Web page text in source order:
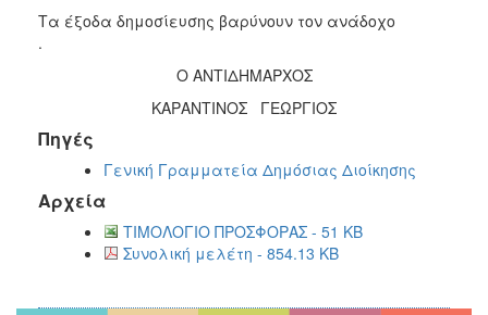
Τα έξοδα δημοσίευσης βαρύνουν τον ανάδοχο
.
Ο ΑΝΤΙΔΗΜΑΡΧΟΣ
ΚΑΡΑΝΤΙΝΟΣ ΓΕΩΡΓΙΟΣ
Πηγές
Γενική Γραμματεία Δημόσιας Διοίκησης
Αρχεία
ΤΙΜΟΛΟΓΙΟ ΠΡΟΣΦΟΡΑΣ - 51 KB
Συνολική μελέτη - 854.13 KB